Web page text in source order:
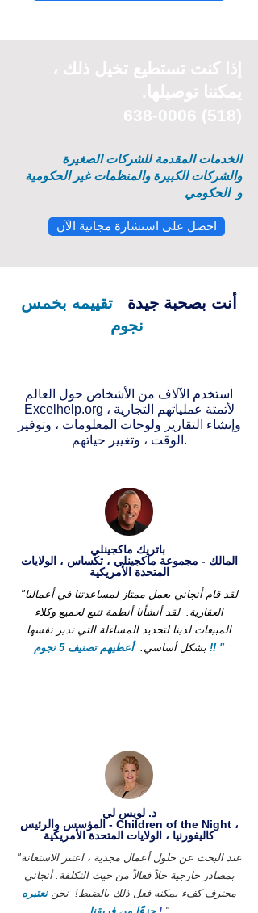
إذا كنت تستطيع تخيل ذلك ،
يمكننا توصيلها.
(518) 638-0006
الخدمات المقدمة للشركات الصغيرة
والشركات الكبيرة والمنظمات غير الحكومية
و الحكومي
احصل على استشارة مجانية الآن
أنت بصحبة جيدة
تقييمه بخمس
نجوم
استخدم الآلاف من الأشخاص حول العالم
Excelhelp.org لأتمتة عملياتهم التجارية ،
وإنشاء التقارير ولوحات المعلومات ، وتوفير
الوقت ، وتغيير حياتهم.
باتريك ماكجينلي
المالك - مجموعة ماكجينلي ، تكساس ، الولايات
المتحدة الأمريكية
"لقد قام أنجاني بعمل ممتاز لمساعدتنا في أعمالنا
العقارية. لقد أنشأنا أنظمة تتبع لجميع وكلاء
المبيعات لدينا لتحديد المساءلة التي تدير نفسها
بشكل أساسي. أعطيهم تصنيف 5 نجوم !! "
د. لويس لي
المؤسس والرئيس - Children of the Night ،
كاليفورنيا ، الولايات المتحدة الأمريكية
"عند البحث عن حلول أعمال مجدية ، اعتبر الاستعانة
بمصادر خارجية حلاً فعالاً من حيث التكلفة. أنجاني
محترف كفء يمكنه فعل ذلك بالضبط! نحن نعتبره